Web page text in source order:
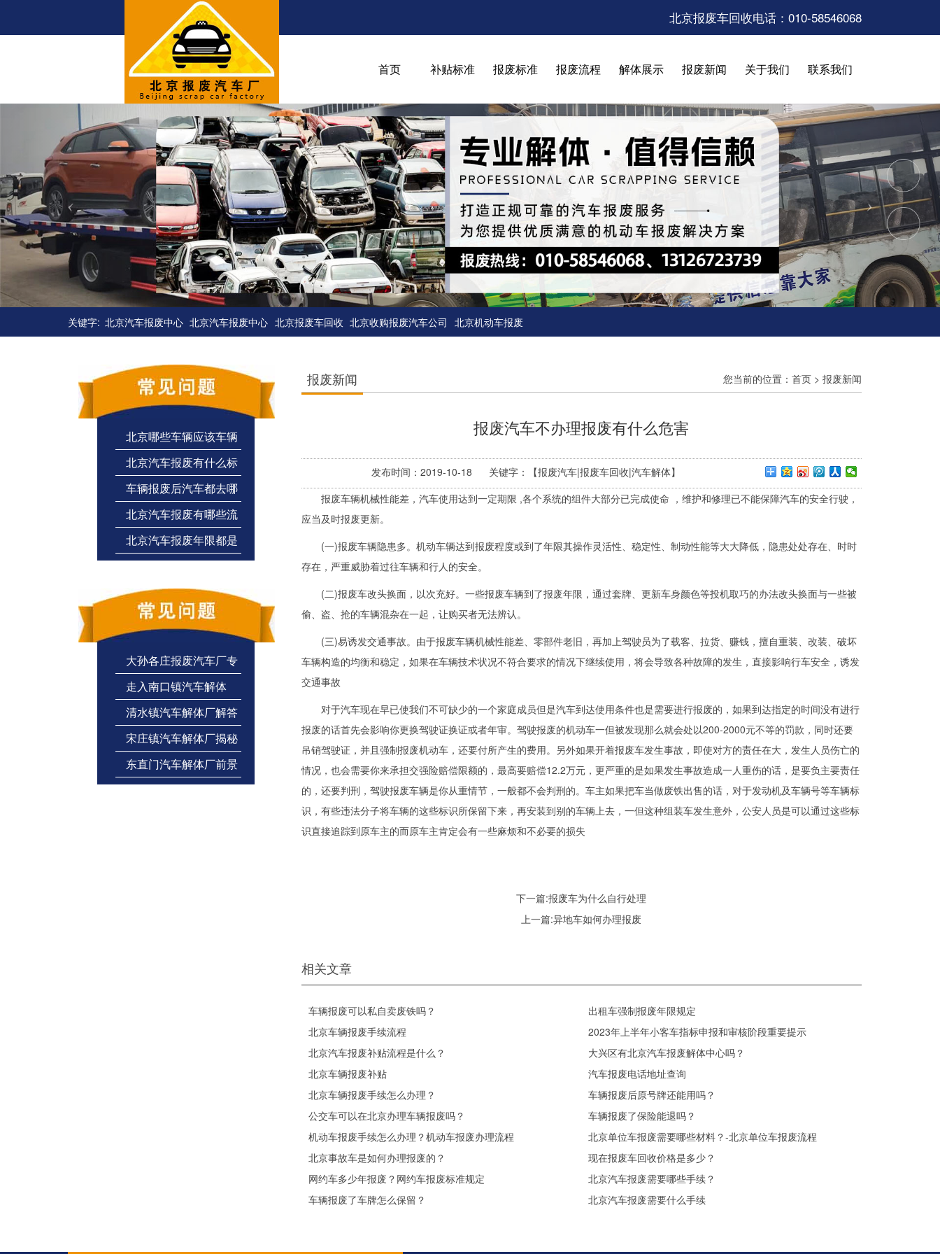
北京报废车回收电话：010-58546068
首页 补贴标准 报废标准 报废流程 解体展示 报废新闻 关于我们 联系我们
关键字: 北京汽车报废中心 北京汽车报废中心 北京报废车回收 北京收购报废汽车公司 北京机动车报废
北京哪些车辆应该车辆
报废
北京汽车报废有什么标
准
车辆报废后汽车都去哪
里了
北京汽车报废有哪些流
程？能给多少钱
北京汽车报废年限都是
大孙各庄报废汽车厂专
业正规杜绝“拼装车
走入南口镇汽车解体
厂，看报废汽车上的宝
清水镇汽车解体厂解答
报废汽车为何变废为宝
宋庄镇汽车解体厂揭秘
行业难处
东直门汽车解体厂前景
报废新闻 您当前的位置： 首页 > 报废新闻
报废汽车不办理报废有什么危害
发布时间：2019-10-18 关键字：【报废汽车|报废车回收|汽车解体】
报废车辆机械性能差，汽车使用达到一定期限 ,各个系统的组件大部分已完成使命 ，维护和修理已不能保障汽车的安全行驶，
应当及时报废更新。
(一)报废车辆隐患多。机动车辆达到报废程度或到了年限其操作灵活性、稳定性、制动性能等大大降低，隐患处处存在、时时
存在，严重威胁着过往车辆和行人的安全。
(二)报废车改头换面，以次充好。一些报废车辆到了报废年限，通过套牌、更新车身颜色等投机取巧的办法改头换面与一些被
偷、盗、抢的车辆混杂在一起，让购买者无法辨认。
(三)易诱发交通事故。由于报废车辆机械性能差、零部件老旧，再加上驾驶员为了载客、拉货、赚钱，擅自重装、改装、破坏
车辆构造的均衡和稳定，如果在车辆技术状况不符合要求的情况下继续使用，将会导致各种故障的发生，直接影响行车安全，诱发
交通事故
对于汽车现在早已使我们不可缺少的一个家庭成员但是汽车到达使用条件也是需要进行报废的，如果到达指定的时间没有进行
报废的话首先会影响你更换驾驶证换证或者年审。驾驶报废的机动车一但被发现那么就会处以200-2000元不等的罚款，同时还要
吊销驾驶证，并且强制报废机动车，还要付所产生的费用。另外如果开着报废车发生事故，即使对方的责任在大，发生人员伤亡的
情况，也会需要你来承担交强险赔偿限额的，最高要赔偿12.2万元，更严重的是如果发生事故造成一人重伤的话，是要负主要责任
的，还要判刑，驾驶报废车辆是你从重情节，一般都不会判刑的。车主如果把车当做废铁出售的话，对于发动机及车辆号等车辆标
识，有些违法分子将车辆的这些标识所保留下来，再安装到别的车辆上去，一但这种组装车发生意外，公安人员是可以通过这些标
识直接追踪到原车主的而原车主肯定会有一些麻烦和不必要的损失
下一篇:报废车为什么自行处理
上一篇:异地车如何办理报废
相关文章
车辆报废可以私自卖废铁吗？
出租车强制报废年限规定
北京车辆报废手续流程
2023年上半年小客车指标申报和审核阶段重要提示
北京汽车报废补贴流程是什么？
大兴区有北京汽车报废解体中心吗？
北京车辆报废补贴
汽车报废电话地址查询
北京车辆报废手续怎么办理？
车辆报废后原号牌还能用吗？
公交车可以在北京办理车辆报废吗？
车辆报废了保险能退吗？
机动车报废手续怎么办理？机动车报废办理流程
北京单位车报废需要哪些材料？-北京单位车报废流程
北京事故车是如何办理报废的？
现在报废车回收价格是多少？
网约车多少年报废？网约车报废标准规定
北京汽车报废需要哪些手续？
车辆报废了车牌怎么保留？
北京汽车报废需要什么手续